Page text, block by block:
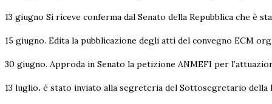
13 giugno Si riceve conferma dal Senato della Repubblica che è
15 giugno. Edita la pubblicazione degli atti del convegno ECM
30 giugno. Approda in Senato la petizione ANMEFI per
13 luglio. è stato inviato alla segreteria del Sottosegretario della